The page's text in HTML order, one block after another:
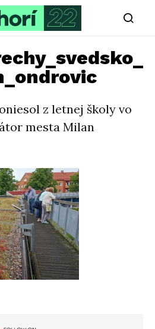
z letnej školy vo
mesta Milan